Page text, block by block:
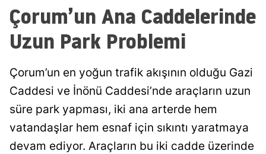
Amasya
Ankara
Aydın
Balıkesir
Çorum’un Ana Caddelerinde
Uzun Park Problemi
Çorum’un en yoğun trafik akışının olduğu Gazi
Caddesi ve İnönü Caddesi’nde araçların uzun
süre park yapması, iki ana arterde hem
vatandaşlar hem esnaf için sıkıntı yaratmaya
devam ediyor. Araçların bu iki cadde üzerinde